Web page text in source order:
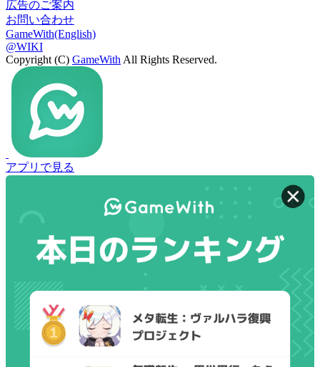
広告のご案内
お問い合わせ
GameWith(English)
@WIKI
Copyright (C) GameWith All Rights Reserved.
アプリで見る